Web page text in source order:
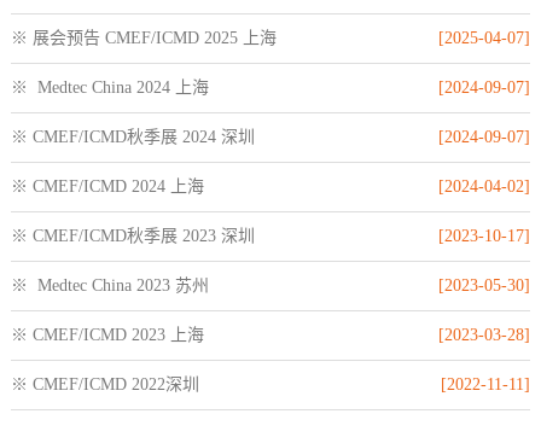
※ 展会预告 CMEF/ICMD 2025 上海 [2025-04-07]
※ Medtec China 2024 上海 [2024-09-07]
※ CMEF/ICMD秋季展 2024 深圳 [2024-09-07]
※ CMEF/ICMD 2024 上海 [2024-04-02]
※ CMEF/ICMD秋季展 2023 深圳 [2023-10-17]
※ Medtec China 2023 苏州 [2023-05-30]
※ CMEF/ICMD 2023 上海 [2023-03-28]
※ CMEF/ICMD 2022深圳 [2022-11-11]